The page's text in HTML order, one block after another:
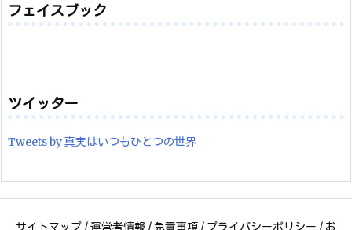
フェイスブック
ツイッター
Tweets by 真実はいつもひとつの世界
サイトマップ /運営者情報 /免責事項 / プライバシーポリシー / お